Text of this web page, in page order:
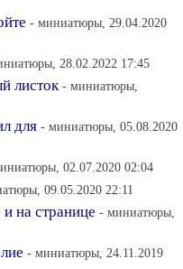
- миниатюры, 29.04.2020
28.02.2022 17:45
листок - миниатюры,
для - миниатюры, 05.08.2020
02.07.2020 02:04
09.05.2020 22:11
на странице - миниатюры,
- миниатюры, 24.11.2019